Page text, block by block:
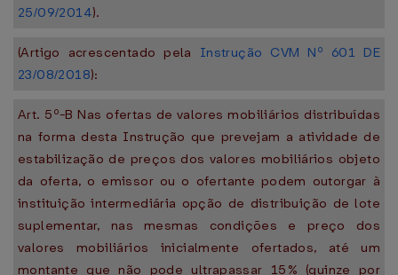
25/09/2014).
(Artigo acrescentado pela Instrução CVM Nº 601 DE
23/08/2018):
Art. 5º-B Nas ofertas de valores mobiliários distribuídas
na forma desta Instrução que prevejam a atividade de
estabilização de preços dos valores mobiliários objeto
da oferta, o emissor ou o ofertante podem outorgar à
instituição intermediária opção de distribuição de lote
suplementar, nas mesmas condições e preço dos
valores mobiliários inicialmente ofertados, até um
montante que não pode ultrapassar 15% (quinze por